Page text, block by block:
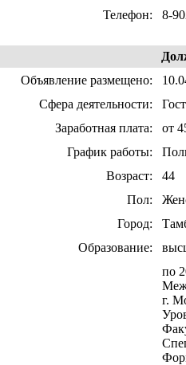
Телефон:
8-
Объявление размещено:
Сфера деятельности:
Заработная плата:
от
График работы:
Возраст:
44
Пол:
Город:
Образование:
по
г.